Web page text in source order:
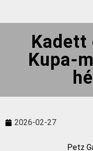
Kadett
Kupa-
2026-02-27
Petz